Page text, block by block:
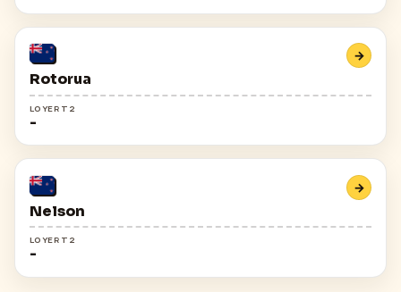
Rotorua
→
LOYER T2
-
Nelson
→
LOYER T2
-